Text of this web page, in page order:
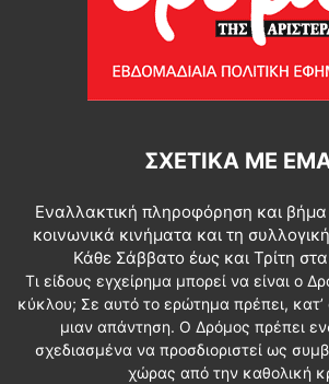
ΣΧΕΤΙΚΆ ΜΕ
Εναλλακτική πληροφόρηση και βήμα
κοινωνικά κινήματα και τη
Κάθε Σάββατο έως και Τρίτη
Τι είδους εγχείρημα μπορεί να είναι ο
κύκλου; Σε αυτό το ερώτημα πρέπει,
μιαν απάντηση. Ο Δρόμος πρέπει
σχεδιασμένα να προσδιοριστεί ως
χώρας από την καθολική